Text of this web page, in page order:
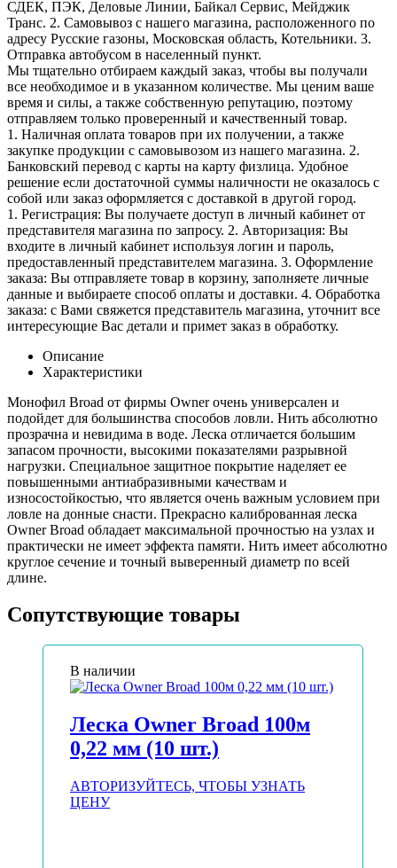
СДЕК, ПЭК, Деловые Линии, Байкал Сервис, Мейджик
Транс. 2. Самовывоз с нашего магазина, расположенного по
адресу Русские газоны, Московская область, Котельники. 3.
Отправка автобусом в населенный пункт.
Мы тщательно отбираем каждый заказ, чтобы вы получали
все необходимое и в указанном количестве. Мы ценим ваше
время и силы, а также собственную репутацию, поэтому
отправляем только проверенный и качественный товар.
1. Наличная оплата товаров при их получении, а также
закупке продукции с самовывозом из нашего магазина. 2.
Банковский перевод с карты на карту физлица. Удобное
решение если достаточной суммы наличности не оказалось с
собой или заказ оформляется с доставкой в другой город.
1. Регистрация: Вы получаете доступ в личный кабинет от
представителя магазина по запросу. 2. Авторизация: Вы
входите в личный кабинет используя логин и пароль,
предоставленный представителем магазина. 3. Оформление
заказа: Вы отправляете товар в корзину, заполняете личные
данные и выбираете способ оплаты и доставки. 4. Обработка
заказа: с Вами свяжется представитель магазина, уточнит все
интересующие Вас детали и примет заказ в обработку.
Описание
Характеристики
Монофил Broad от фирмы Owner очень универсален и
подойдет для большинства способов ловли. Нить абсолютно
прозрачна и невидима в воде. Леска отличается большим
запасом прочности, высокими показателями разрывной
нагрузки. Специальное защитное покрытие наделяет ее
повышенными антиабразивными качествам и
износостойкостью, что является очень важным условием при
ловле на донные снасти. Прекрасно калиброванная леска
Owner Broad обладает максимальной прочностью на узлах и
практически не имеет эффекта памяти. Нить имеет абсолютно
круглое сечение и точный выверенный диаметр по всей
длине.
Сопутствующие товары
В наличии
Леска Owner Broad 100м
0,22 мм (10 шт.)
АВТОРИЗУЙТЕСЬ, ЧТОБЫ УЗНАТЬ
ЦЕНУ